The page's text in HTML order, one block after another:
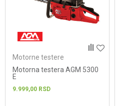
Motorne testere
Motorna testera AGM 5300
E
9.999,00 RSD